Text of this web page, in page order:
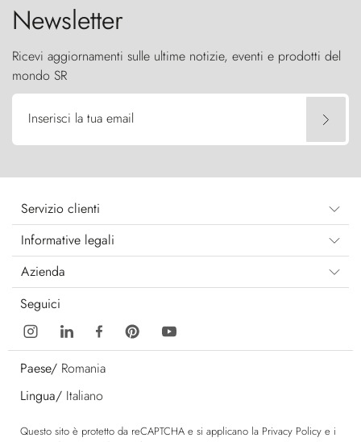
Newsletter
Ricevi aggiornamenti sulle ultime notizie, eventi e prodotti del
mondo SR
Inserisci la tua email
Servizio clienti
Informative legali
Azienda
Seguici
Paese/ Romania
Lingua/ Italiano
Questo sito è protetto da reCAPTCHA e si applicano la Privacy Policy e i